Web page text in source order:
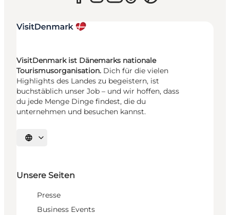
VisitDenmark ist Dänemarks nationale
Tourismusorganisation. Dich für die vielen
Highlights des Landes zu begeistern, ist
buchstäblich unser Job – und wir hoffen, dass
du jede Menge Dinge findest, die du
unternehmen und besuchen kannst.
Sprache auswählen
Unsere Seiten
Presse
Business Events